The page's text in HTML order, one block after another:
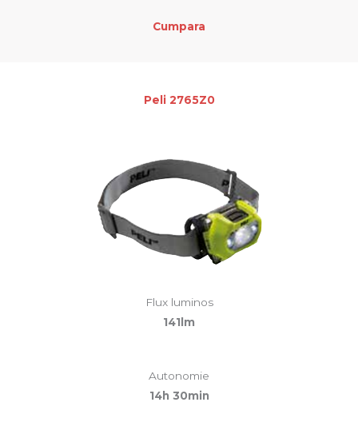
Cumpara
Peli 2765Z0
Flux luminos
141lm
Autonomie
14h 30min